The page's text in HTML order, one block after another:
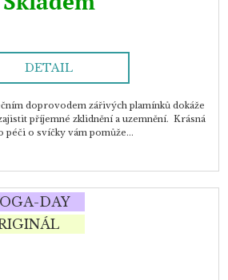
DETAIL
doprovodem zářivých plamínků dokáže
příjemné zklidnění a uzemnění. Krásná
péči o svíčky vám pomůže...
DAY